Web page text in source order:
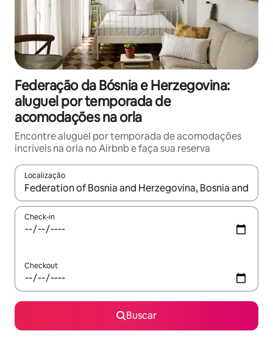
Federação da Bósnia e Herzegovina:
aluguel por temporada de
acomodações na orla
Encontre aluguel por temporada de acomodações
incríveis na orla no Airbnb e faça sua reserva
Localização
Quando os resultados estiverem disponíveis, explore-os
Check-in
Checkout
Buscar